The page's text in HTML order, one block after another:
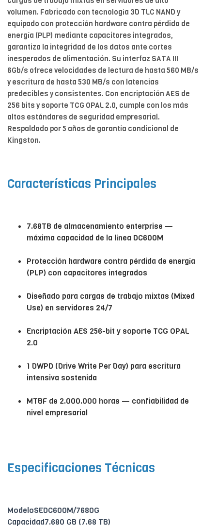
volumen. Fabricado con tecnología 3D TLC NAND y
equipado con protección hardware contra pérdida de
energía (PLP) mediante capacitores integrados,
garantiza la integridad de los datos ante cortes
inesperados de alimentación. Su interfaz SATA III
6Gb/s ofrece velocidades de lectura de hasta 560 MB/s
y escritura de hasta 530 MB/s con latencias
predecibles y consistentes. Con encriptación AES de
256 bits y soporte TCG OPAL 2.0, cumple con los más
altos estándares de seguridad empresarial.
Respaldado por 5 años de garantía condicional de
Kingston.
Características Principales
7.68TB de almacenamiento enterprise —
máxima capacidad de la línea DC600M
Protección hardware contra pérdida de energía
(PLP) con capacitores integrados
Diseñado para cargas de trabajo mixtas (Mixed
Use) en servidores 24/7
Encriptación AES 256-bit y soporte TCG OPAL
2.0
1 DWPD (Drive Write Per Day) para escritura
intensiva sostenida
MTBF de 2.000.000 horas — confiabilidad de
nivel empresarial
Especificaciones Técnicas
ModeloSEDC600M/7680G
Capacidad7.680 GB (7.68 TB)